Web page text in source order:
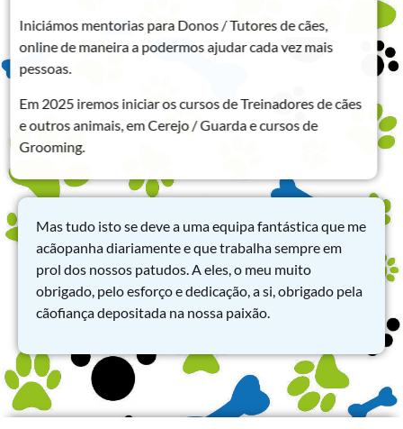
Iniciámos mentorias para Donos / Tutores de cães,
online de maneira a podermos ajudar cada vez mais
pessoas.
Em 2025 iremos iniciar os cursos de Treinadores de cães
e outros animais, em Cerejo / Guarda e cursos de
Grooming.
Mas tudo isto se deve a uma equipa fantástica que me
acãopanha diariamente e que trabalha sempre em
prol dos nossos patudos. A eles, o meu muito
obrigado, pelo esforço e dedicação, a si, obrigado pela
cãofiança depositada na nossa paixão.